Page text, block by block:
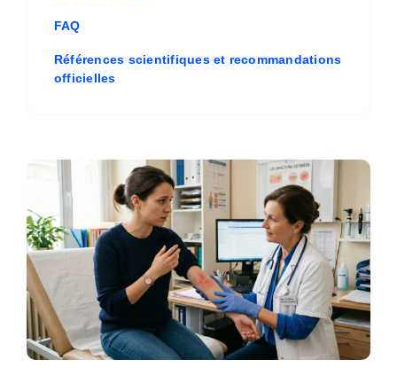
FAQ
Références scientifiques et recommandations
officielles